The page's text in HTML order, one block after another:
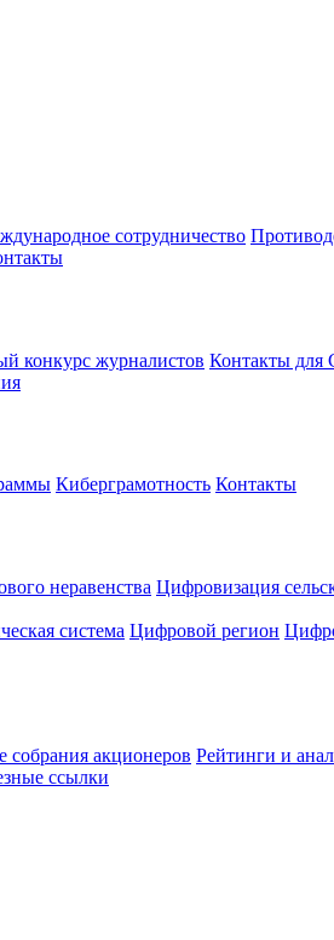
сотрудничество
конкурс журналистов Контакты
Киберграмотность Контакты
неравенства Цифровизация
система Цифровой регион
собрания акционеров Рейтинги и
ссылки